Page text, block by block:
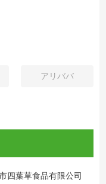
アリババ